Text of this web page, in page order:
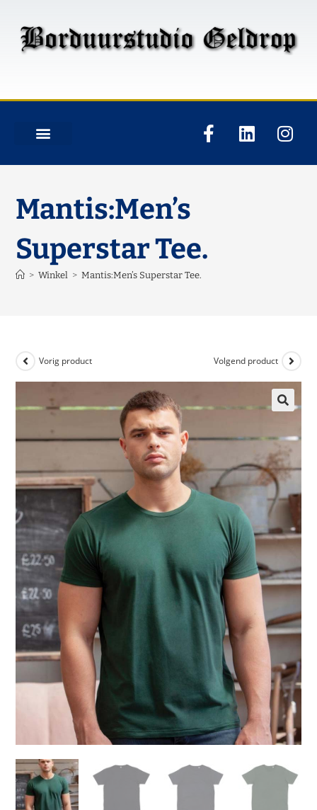
Mantis:Men’s
Superstar Tee.
> Winkel > Mantis:Men’s Superstar Tee.
Vorig product Volgend product